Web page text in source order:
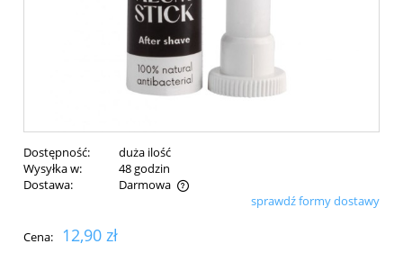
Dostępność:
duża ilość
Wysyłka w:
48 godzin
Dostawa:
Darmowa
Cena nie zawiera ewentualnych kosztów płatnościsprawdź formy dostawy
Cena: 12,90 zł